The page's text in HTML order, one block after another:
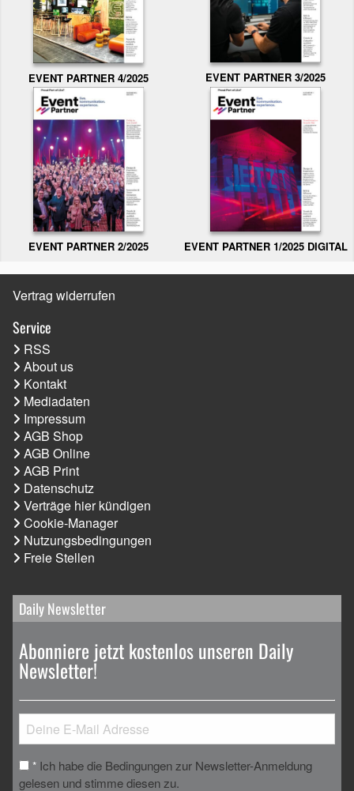
EVENT PARTNER 4/2025 EVENT PARTNER 3/2025
EVENT PARTNER 2/2025 EVENT PARTNER 1/2025 DIGITAL
Vertrag widerrufen
Service
RSS
About us
Kontakt
Mediadaten
Impressum
AGB Shop
AGB Online
AGB Print
Datenschutz
Verträge hier kündigen
Cookie-Manager
Nutzungsbedingungen
Freie Stellen
Daily Newsletter
Abonniere jetzt kostenlos unseren Daily
Newsletter!
* Ich habe die Bedingungen zur Newsletter-Anmeldung
gelesen und stimme diesen zu.